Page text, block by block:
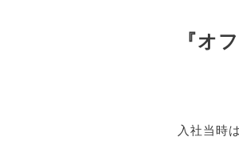
『オ
入社当時